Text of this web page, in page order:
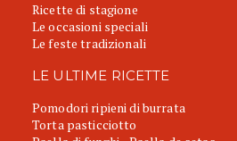
Ricette di stagione
Le occasioni speciali
Le feste tradizionali
LE ULTIME RICETTE
Pomodori ripieni di burrata
Torta pasticciotto